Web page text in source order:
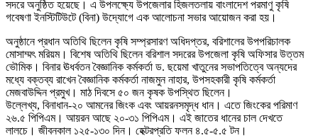
সদরে অনুষ্ঠিত হয়েছে। এ উপলক্ষ্যে উপজেলার হিজলতলায় বাংলাদেশ পরমাণু কৃষি
গবেষণা ইনস্টিটিউটে (বিনা) উদ্যোগে এক আলোচনা সভার আয়োজন করা হয়।
অনুষ্ঠানে প্রধান অতিথি ছিলেন কৃষি সম্প্রসারণ অধিদপ্তর, বরিশালের উপপরিচালক
মোসাম্মৎ মরিয়ম। বিশেষ অতিথি ছিলেন বরিশাল সদরের উপজেলা কৃষি অফিসার উত্তম
ভৌমিক। বিনার ঊধর্বতন বৈজ্ঞানিক কর্মকর্তা ড. ছয়েমা খাতুনের সভাপতিত্বে অন্যদের
মধ্যে বক্তব্য রাখেন বৈজ্ঞানিক কর্মকর্তা নাজমুন নাহার, উপসহকারী কৃষি কর্মকর্তা
মেজবাউদ্দিন প্রমুখ। মাঠ দিবসে ৫০ জন কৃষক উপস্থিত ছিলেন।
উল্লেখ্য, বিনাধান-২০ আমনের জিংক এবং আয়রনসমৃদ্ধ ধান। এতে জিংকের পরিমাণ
২৬.৫ পিপিএম। আয়রন আছে ২০-৩১ পিপিএম। এই জাতের ধানের চাল দেখতে
লালচে। জীবনকাল ১২৫-১৩০ দিন। হেক্টরপ্রতি ফলন ৪.৫-৫.৫ টন।